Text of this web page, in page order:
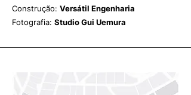
Construção: Versátil Engenharia
Fotografia: Studio Gui Uemura